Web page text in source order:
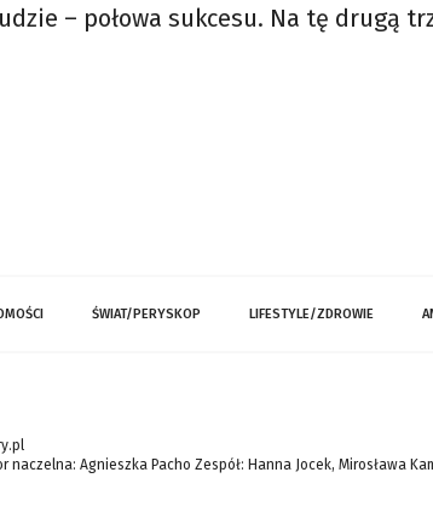
– połowa sukcesu. Na tę drugą
ŚWIAT/PERYSKOP LIFESTYLE/ZDROWIE
naczelna: Agnieszka Pacho Zespół: Hanna Jocek, Mirosława